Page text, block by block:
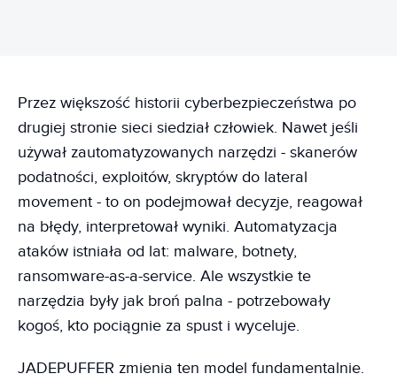
Przez większość historii cyberbezpieczeństwa po
drugiej stronie sieci siedział człowiek. Nawet jeśli
używał zautomatyzowanych narzędzi - skanerów
podatności, exploitów, skryptów do lateral
movement - to on podejmował decyzje, reagował
na błędy, interpretował wyniki. Automatyzacja
ataków istniała od lat: malware, botnety,
ransomware-as-a-service. Ale wszystkie te
narzędzia były jak broń palna - potrzebowały
kogoś, kto pociągnie za spust i wyceluje.
JADEPUFFER zmienia ten model fundamentalnie.